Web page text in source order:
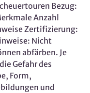
Bezug:
Anzahl
Zertifizierung:
Nicht
abfärben. Je
Gefahr des
Form,
und